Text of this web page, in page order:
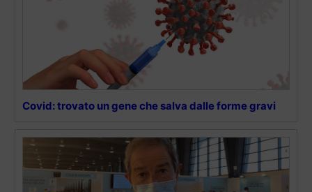
Covid: trovato un gene che salva dalle forme gravi